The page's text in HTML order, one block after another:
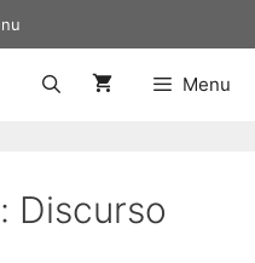
Menu
Discurso